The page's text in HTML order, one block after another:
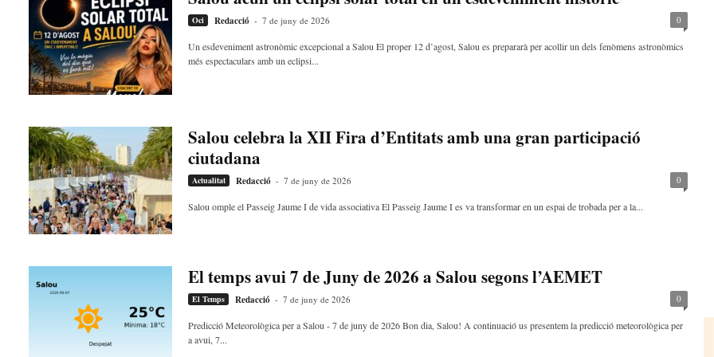
Oci Redacció - 7 de juny de 2026 0
Un esdeveniment astronòmic excepcional a Salou El proper 12 d’agost, Salou es prepararà per acollir un dels fenòmens astronòmics
més espectaculars amb un eclipsi...
Salou celebra la XII Fira d’Entitats amb una gran participació
ciutadana
Actualitat Redacció - 7 de juny de 2026 0
Salou omple el Passeig Jaume I de vida associativa El Passeig Jaume I es va transformar en un espai de trobada per a la...
El temps avui 7 de Juny de 2026 a Salou segons l’AEMET
El Temps Redacció - 7 de juny de 2026 0
Predicció Meteorològica per a Salou - 7 de juny de 2026 Bon dia, Salou! A continuació us presentem la predicció meteorològica per
a avui, 7...